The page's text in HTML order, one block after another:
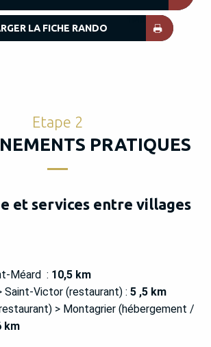
LA FICHE RANDO
Etape 2
PRATIQUES
et services entre villages
Méard : 10,5 km
Saint-Victor (restaurant) : 5 ,5 km
> Montagrier (hébergement /
km